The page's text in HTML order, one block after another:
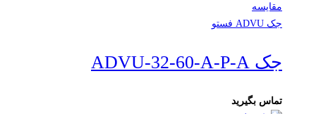
مقایسه
جک ADVU فستو
جک ADVU-32-60-A-P-A
تماس بگیرید